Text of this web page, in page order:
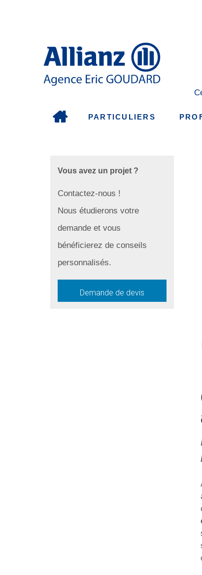
PARTICULIERS
Vous avez un projet ?
Contactez-nous !
Nous étudierons votre
demande et vous
bénéficierez de conseils
personnalisés.
Demande de devis